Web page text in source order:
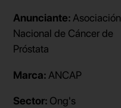
Anunciante:Asociación
Nacional de Cáncer de
Próstata
Marca: ANCAP
Sector: Ong's